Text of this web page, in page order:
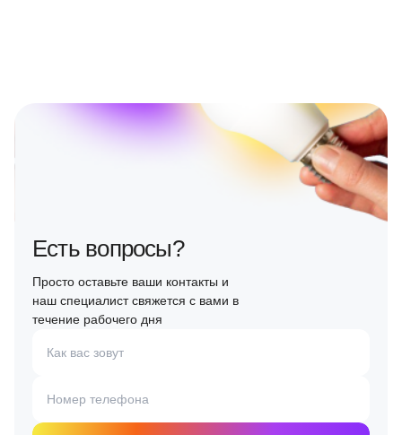
Есть вопросы?
Просто оставьте ваши контакты и
наш специалист свяжется с вами в
течение рабочего дня
Как вас зовут
Номер телефона